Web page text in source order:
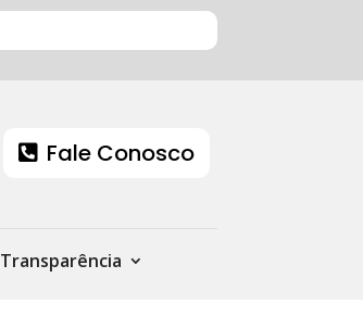
Fale Conosco
Transparência